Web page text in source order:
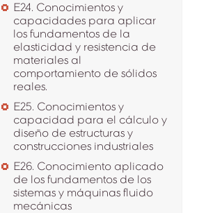
E24. Conocimientos y
capacidades para aplicar
los fundamentos de la
elasticidad y resistencia de
materiales al
comportamiento de sólidos
reales.
E25. Conocimientos y
capacidad para el cálculo y
diseño de estructuras y
construcciones industriales
E26. Conocimiento aplicado
de los fundamentos de los
sistemas y máquinas fluido
mecánicas